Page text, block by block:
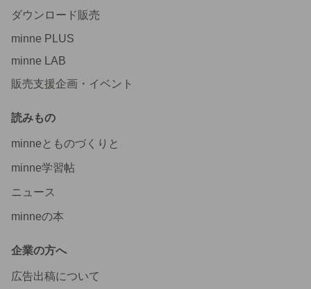
ダウンロード販売
minne PLUS
minne LAB
販売支援企画・イベント
読みもの
minneとものづくりと
minne学習帖
ニュース
minneの本
企業の方へ
広告出稿について